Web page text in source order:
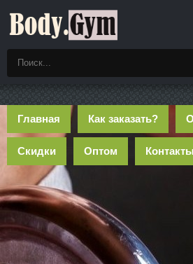
Главная Как заказать?
Скидки Оптом Контакты